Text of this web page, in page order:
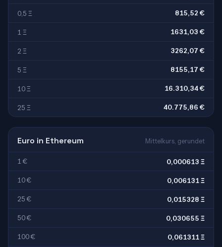
0,5 Ξ 815,52 €
1 Ξ 1631,03 €
2 Ξ 3262,07 €
5 Ξ 8155,17 €
10 Ξ 16.310,34 €
25 Ξ 40.775,86 €
Euro in Ethereum Mittelkurs, gerundet
1 € 0,000613 Ξ
10 € 0,006131 Ξ
25 € 0,015328 Ξ
50 € 0,030655 Ξ
100 € 0,061311 Ξ